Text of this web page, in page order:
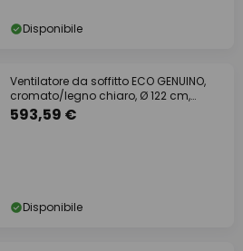
Disponibile
Ventilatore da soffitto ECO GENUINO,
cromato/legno chiaro, Ø 122 cm,
silenzioso
593,59 €
Disponibile